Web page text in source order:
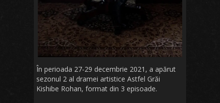
În perioada 27-29 decembrie 2021, a apărut
sezonul 2 al dramei artistice Astfel Grăi
Kishibe Rohan, format din 3 episoade.